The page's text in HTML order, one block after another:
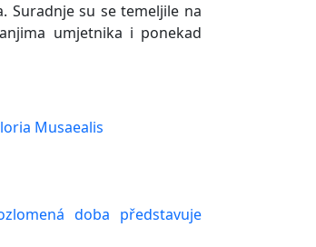
Suradnje su se temeljile na
umjetnika i ponekad
Musaealis
doba představuje